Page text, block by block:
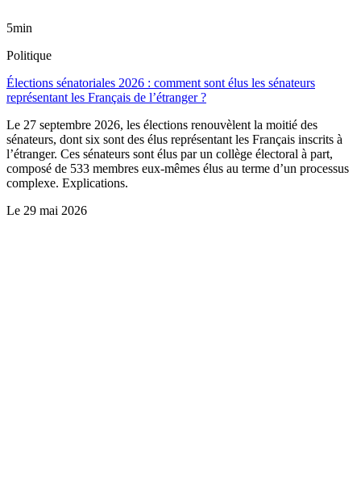
5min
Politique
Élections sénatoriales 2026 : comment sont élus les sénateurs
représentant les Français de l’étranger ?
Le 27 septembre 2026, les élections renouvèlent la moitié des
sénateurs, dont six sont des élus représentant les Français inscrits à
l’étranger. Ces sénateurs sont élus par un collège électoral à part,
composé de 533 membres eux-mêmes élus au terme d’un processus
complexe. Explications.
Le 29 mai 2026